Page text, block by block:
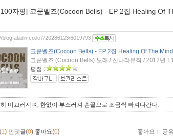
자평] 코쿤벨즈(Cocoon Bells) - EP 2집 Healing Of
blog.aladin.co.kr/720286123/6019793
코쿤벨즈(Cocoon Bells) - EP 2집 Healing Of The Mind
코쿤벨즈 (Cocoon Bells) 노래 / 신나라뮤직 / 2012년
평점 :
미끄러지며, 한없이 부스러져 손끝으로 조금씩 빠져나간다.
1) 먼댓글(0) 좋아요(0) 좋아요 ｌ 공